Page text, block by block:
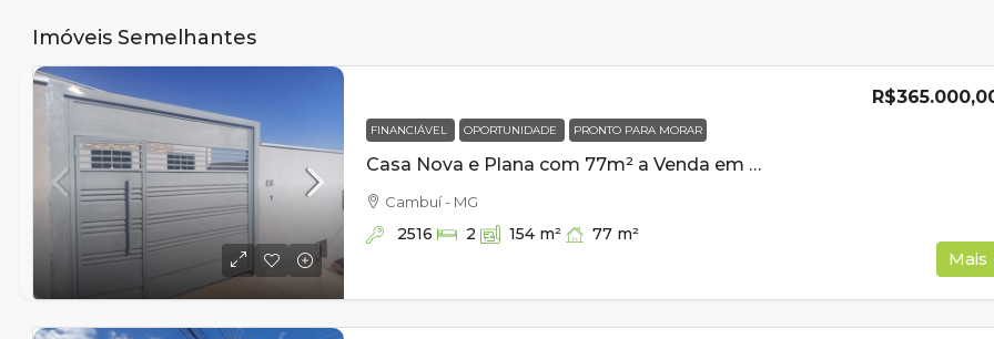
Imóveis Semelhantes
FINANCIÁVEL OPORTUNIDADE PRONTO PARA MORAR
Casa Nova e Plana com 77m² a Venda em Cambui MG
Cambuí - MG
2516 2 154 m² 77 m²
Mais